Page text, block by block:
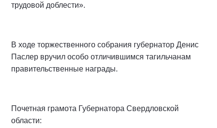
трудовой доблести».
В ходе торжественного собрания губернатор Денис
Паслер вручил особо отличившимся тагильчанам
правительственные награды.
Почетная грамота Губернатора Свердловской
области: